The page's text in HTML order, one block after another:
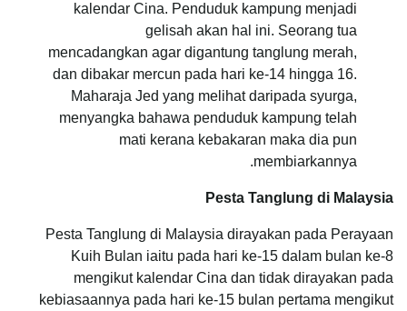
kalendar Cina. Penduduk kampung menjadi
gelisah akan hal ini. Seorang tua
mencadangkan agar digantung tanglung merah,
dan dibakar mercun pada hari ke-14 hingga 16.
Maharaja Jed yang melihat daripada syurga,
menyangka bahawa penduduk kampung telah
mati kerana kebakaran maka dia pun
membiarkannya.
Pesta Tanglung di Malaysia
Pesta Tanglung di Malaysia dirayakan pada Perayaan
Kuih Bulan iaitu pada hari ke-15 dalam bulan ke-8
mengikut kalendar Cina dan tidak dirayakan pada
kebiasaannya pada hari ke-15 bulan pertama mengikut